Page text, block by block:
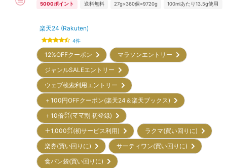
5000ポイント 送料無料 27g×360個=9720g 100mlあたり13.5g使用
楽天24 (Rakuten)
4件
12%OFFクーポン
マラソンエントリー
ジャンルSALEエントリー
ウェブ検索利用エントリー
＋100円OFFクーポン(楽天24＆楽天ブックス)
＋10倍㌽(ママ割 初登録)
＋1,000㌽(初サービス利用)
ラクマ(買い回りに)
楽券(買い回りに)
サーティワン(買い回りに)
食パン袋(買い回りに)